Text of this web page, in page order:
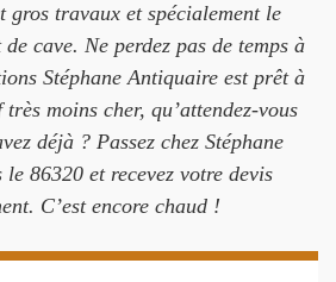
gros travaux et spécialement le
cave. Ne perdez pas de temps à
Stéphane Antiquaire est prêt à
moins cher, qu’attendez-vous
déjà ? Passez chez Stéphane
86320 et recevez votre devis
C’est encore chaud !